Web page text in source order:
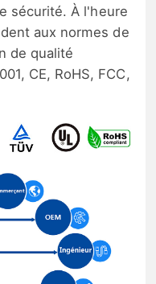
sécurité. À l'heure
aux normes de
de qualité
CE, RoHS, FCC,